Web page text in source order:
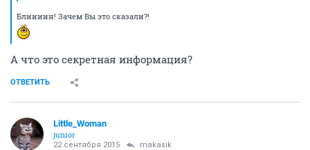
Блиииин! Зачем Вы это сказали?!
А что это секретная информация?
ОТВЕТИТЬ
Little_Woman
junior
22 сентября 2015 makasik